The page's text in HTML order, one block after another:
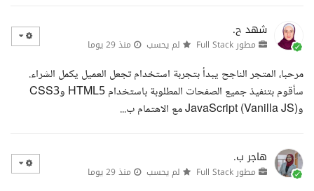
شهد ح.
مطور Full Stack لم يحسب منذ 29 يوما
مرحبا، المتجر الناجح يبدأ بتجربة استخدام تجعل العميل يكمل الشراء.
سأقوم بتنفيذ جميع الصفحات المطلوبة باستخدام HTML5 وCSS3
وJavaScript (Vanilla JS) مع الاهتمام ب...
هاجر ب.
مطور Full Stack لم يحسب منذ 29 يوما